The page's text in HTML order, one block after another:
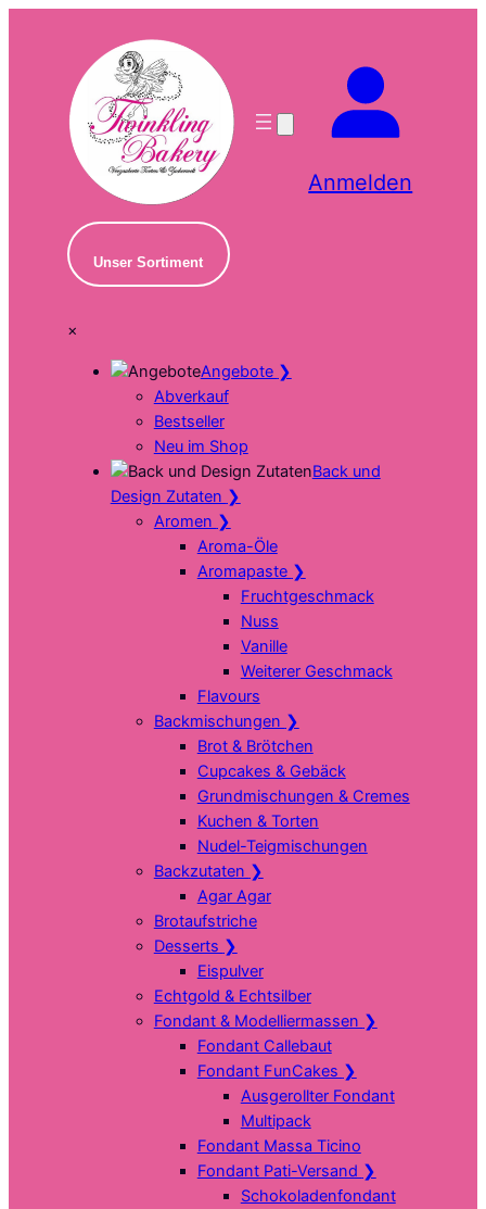
Anmelden
Unser Sortiment
×
Angebote ❯
Abverkauf
Bestseller
Neu im Shop
Back und
Design Zutaten ❯
Aromen ❯
Aroma-Öle
Aromapaste ❯
Fruchtgeschmack
Nuss
Vanille
Weiterer Geschmack
Flavours
Backmischungen ❯
Brot & Brötchen
Cupcakes & Gebäck
Grundmischungen & Cremes
Kuchen & Torten
Nudel-Teigmischungen
Backzutaten ❯
Agar Agar
Brotaufstriche
Desserts ❯
Eispulver
Echtgold & Echtsilber
Fondant & Modelliermassen ❯
Fondant Callebaut
Fondant FunCakes ❯
Ausgerollter Fondant
Multipack
Fondant Massa Ticino
Fondant Pati-Versand ❯
Schokoladenfondant